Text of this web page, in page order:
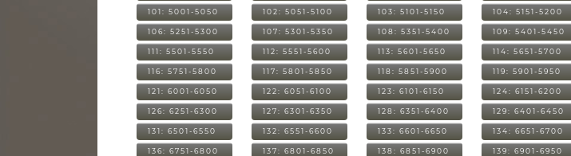
101: 5001-5050 102: 5051-5100 103: 5101-5150 104: 5151-5200
106: 5251-5300 107: 5301-5350 108: 5351-5400 109: 5401-5450
111: 5501-5550 112: 5551-5600 113: 5601-5650 114: 5651-5700
116: 5751-5800 117: 5801-5850 118: 5851-5900 119: 5901-5950
121: 6001-6050 122: 6051-6100 123: 6101-6150 124: 6151-6200
126: 6251-6300 127: 6301-6350 128: 6351-6400 129: 6401-6450
131: 6501-6550 132: 6551-6600 133: 6601-6650 134: 6651-6700
136: 6751-6800 137: 6801-6850 138: 6851-6900 139: 6901-6950